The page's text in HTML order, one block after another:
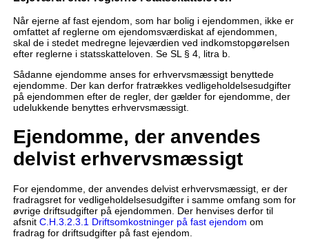
Når ejerne af fast ejendom, som har bolig i ejendommen, ikke er
omfattet af reglerne om ejendomsværdiskat af ejendommen,
skal de i stedet medregne lejeværdien ved indkomstopgørelsen
efter reglerne i statsskatteloven. Se SL § 4, litra b.
Sådanne ejendomme anses for erhvervsmæssigt benyttede
ejendomme. Der kan derfor fratrækkes vedligeholdelsesudgifter
på ejendommen efter de regler, der gælder for ejendomme, der
udelukkende benyttes erhvervsmæssigt.
Ejendomme, der anvendes
delvist erhvervsmæssigt
For ejendomme, der anvendes delvist erhvervsmæssigt, er der
fradragsret for vedligeholdelsesudgifter i samme omfang som for
øvrige driftsudgifter på ejendommen. Der henvises derfor til
afsnit C.H.3.2.3.1 Driftsomkostninger på fast ejendom om
fradrag for driftsudgifter på fast ejendom.